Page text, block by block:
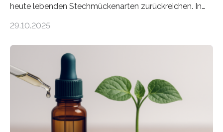
heute lebenden Stechmückenarten zurückreichen. In
Forschende die bisher älteste bekannte Stechmücken-
Region Kachin in Myanmar und hat sich in
ausgezeichnetem Zustand erhalten. Es konnte als neue
Art einer neuen Gattung beschrieben werden und trägt
nun den Namen Cretosabethes primaevus. Dieser erste
fossile Nachweis einer Stechmückenlarve in Bernstein
stellt gleichzeitig den ersten Fossilfund einer
Mückenlarve aus dem Mesozoikum dar, denn…
29.10.2025